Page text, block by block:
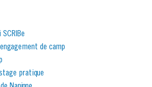
de camp
pratique